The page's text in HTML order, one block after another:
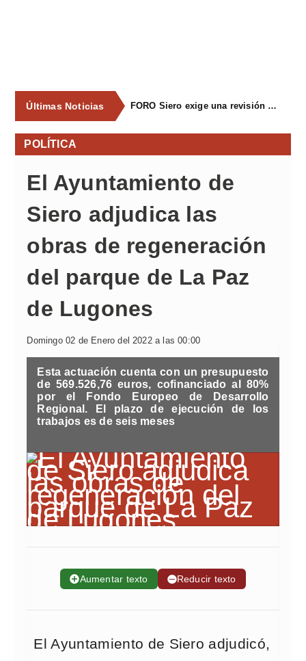
Últimas Noticias FORO Siero exige una revisión integral del servicio de recogida de residuos para acabar con los contenedores desbordados y la imagen de abandono del concejo
POLÍTICA
El Ayuntamiento de
Siero adjudica las
obras de regeneración
del parque de La Paz
de Lugones
Domingo 02 de Enero del 2022 a las 00:00
Esta actuación cuenta con un presupuesto
de 569.526,76 euros, cofinanciado al 80%
por el Fondo Europeo de Desarrollo
Regional. El plazo de ejecución de los
trabajos es de seis meses
➕Aumentar texto ➖Reducir texto
El Ayuntamiento de Siero adjudicó,